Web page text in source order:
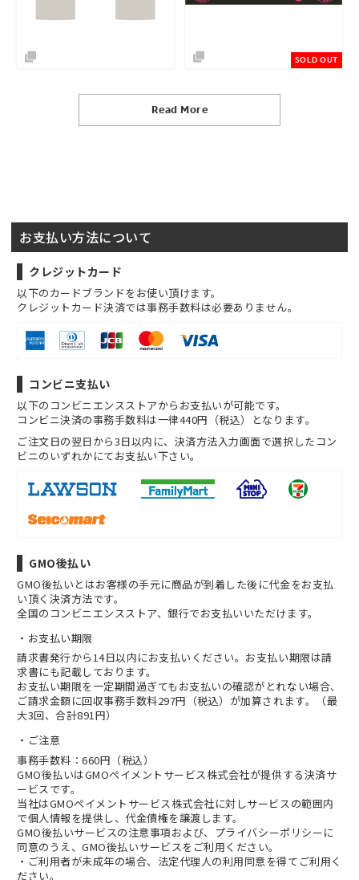
SOLD OUT
Read More
お支払い方法について
クレジットカード
以下のカードブランドをお使い頂けます。
クレジットカード決済では事務手数料は必要ありません。
コンビニ支払い
以下のコンビニエンスストアからお支払いが可能です。
コンビニ決済の事務手数料は一律440円（税込）となります。
ご注文日の翌日から3日以内に、決済方法入力画面で選択したコン
ビニのいずれかにてお支払い下さい。
GMO後払い
GMO後払いとはお客様の手元に商品が到着した後に代金をお支払
い頂く決済方法です。
全国のコンビニエンスストア、銀行でお支払いいただけます。
お支払い期限
請求書発行から14日以内にお支払いください。お支払い期限は請
求書にも記載しております。
お支払い期限を一定期間過ぎてもお支払いの確認がとれない場合、
ご請求金額に回収事務手数料297円（税込）が加算されます。（最
大3回、合計891円）
ご注意
事務手数料：660円（税込）
GMO後払いはGMOペイメントサービス株式会社が提供する決済サ
ービスです。
当社はGMOペイメントサービス株式会社に対しサービスの範囲内
で個人情報を提供し、代金債権を譲渡します。
GMO後払いサービスの注意事項および、 プライバシーポリシーに
同意のうえ、GMO後払いサービスをご利用ください。
・ご利用者が未成年の場合、法定代理人の利用同意を得てご利用く
ださい。